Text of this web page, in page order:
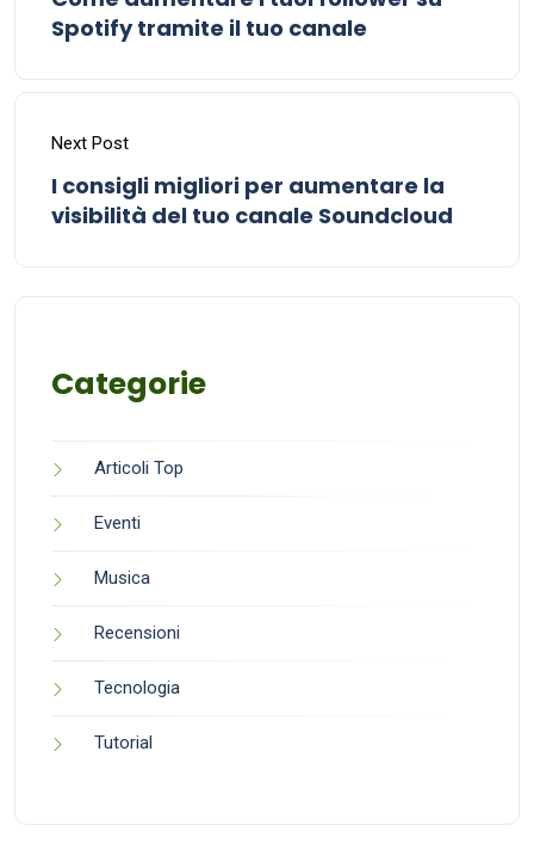
Spotify tramite il tuo canale
Next Post
I consigli migliori per aumentare la
visibilità del tuo canale Soundcloud
Categorie
Articoli Top
Eventi
Musica
Recensioni
Tecnologia
Tutorial